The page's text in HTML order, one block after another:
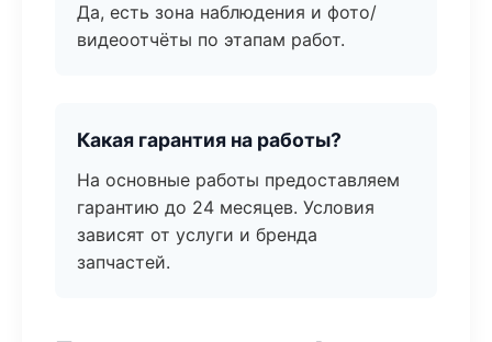
Да, есть зона наблюдения и фото/
видеоотчёты по этапам работ.
Какая гарантия на работы?
На основные работы предоставляем
гарантию до 24 месяцев. Условия
зависят от услуги и бренда
запчастей.